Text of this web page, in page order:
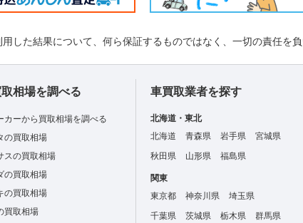
した結果について、何ら保証するものではなく、一切の責任を負
相場を調べる
カーから買取相場を調べる
の買取相場
スの買取相場
の買取相場
の買取相場
買取相場
車買取業者を探す
北海道・東北
北海道
青森県 岩手県
宮城県
秋田県
山形県 福島県
関東
東京都
神奈川県
埼玉県
千葉県
茨城県 栃木県 群馬県